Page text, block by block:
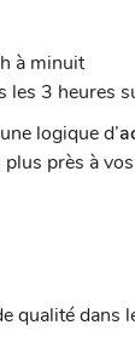
à minuit
3 heures
logique d’
près à
qualité dans